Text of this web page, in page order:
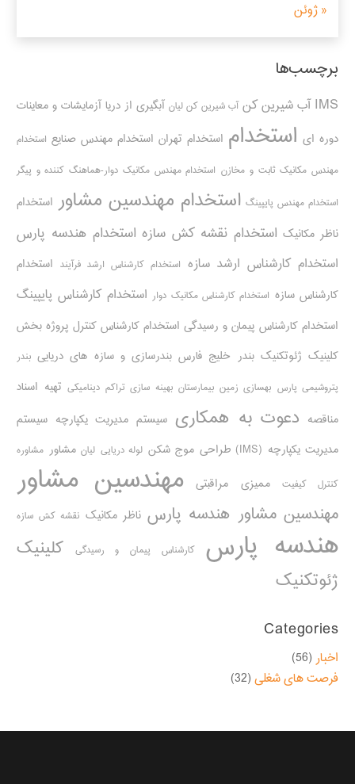
« ژوئن
برچسب‌ها
IMS آب شیرین کن آب شیرین کن لیان آبگیری از دریا آزمایشات و معاینات
دوره ای استخدام استخدام تهران استخدام مهندس صنایع استخدام
مهندس مکانیک ثابت و مخازن استخدام مهندس مکانیک دوار-هماهنگ کننده و پیگر
استخدام مهندس پایپینگ استخدام مهندسین مشاور استخدام
ناظر مکانیک استخدام نقشه کش سازه استخدام هندسه پارس
استخدام کارشناس ارشد سازه استخدام کارشناس ارشد فرآیند استخدام
کارشناس سازه استخدام کارشناس مکانیک دوار استخدام کارشناس پایپینگ
استخدام کارشناس پیمان و رسیدگی استخدام کارشناس کنترل پروژه بخش
کلینیک ژئوتکنیک بندر خلیج فارس بندرسازی و سازه های دریایی بندر
پتروشیمی پارس بهسازی زمین بیمارستان بهینه سازی تراکم دینامیکی تهیه اسناد
مناقصه دعوت به همکاری سیستم مدیریت یکپارچه سیستم
مدیریت یکپارچه (IMS)
طراحی موج شکن لوله دریایی لیان مشاور مشاوره
کنترل کیفیت ممیزی مراقبتی مهندسین مشاور
مهندسین مشاور هندسه پارس ناظر مکانیک نقشه کش سازه
هندسه پارس کارشناس پیمان و رسیدگی
کلینیک
ژئوتکنیک
Categories
اخبار (56)
فرصت های شغلی (32)